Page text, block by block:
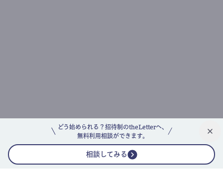
どう始められる？招待制のtheLetterへ、
無料利用相談ができます。
相談してみる